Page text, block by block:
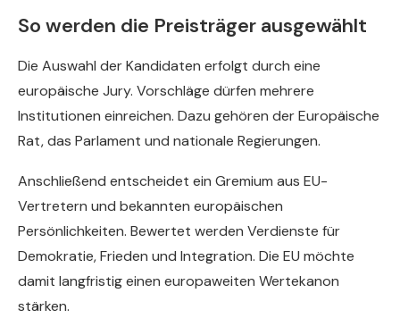
So werden die Preisträger ausgewählt
Die Auswahl der Kandidaten erfolgt durch eine
europäische Jury. Vorschläge dürfen mehrere
Institutionen einreichen. Dazu gehören der Europäische
Rat, das Parlament und nationale Regierungen.
Anschließend entscheidet ein Gremium aus EU-
Vertretern und bekannten europäischen
Persönlichkeiten. Bewertet werden Verdienste für
Demokratie, Frieden und Integration. Die EU möchte
damit langfristig einen europaweiten Wertekanon
stärken.